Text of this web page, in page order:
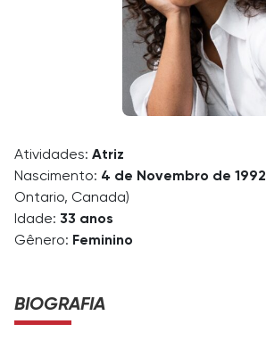
Atividades: Atriz
Nascimento: 4 de Novembro de 1992
Ontario, Canada)
Idade: 33 anos
Gênero: Feminino
BIOGRAFIA